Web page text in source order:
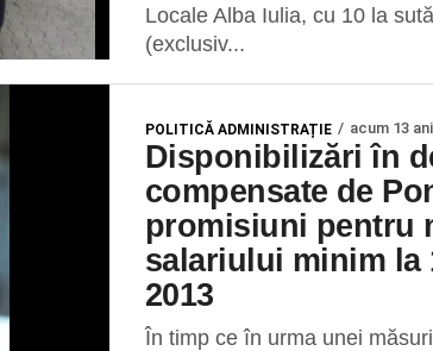
Locale Alba Iulia, cu 10 la
(exclusiv...
POLITICĂ ADMINISTRAȚIE acum 13 ani
Disponibilizări în
compensate de
promisiuni pentru
salariului minim la
2013
În timp ce în urma unei